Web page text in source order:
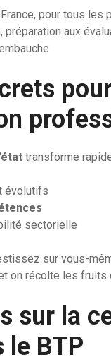
pour tous les
préparation aux
transforme
évolutifs
sectorielle
sur vous-
on récolte les fruits
sur la
le BTP